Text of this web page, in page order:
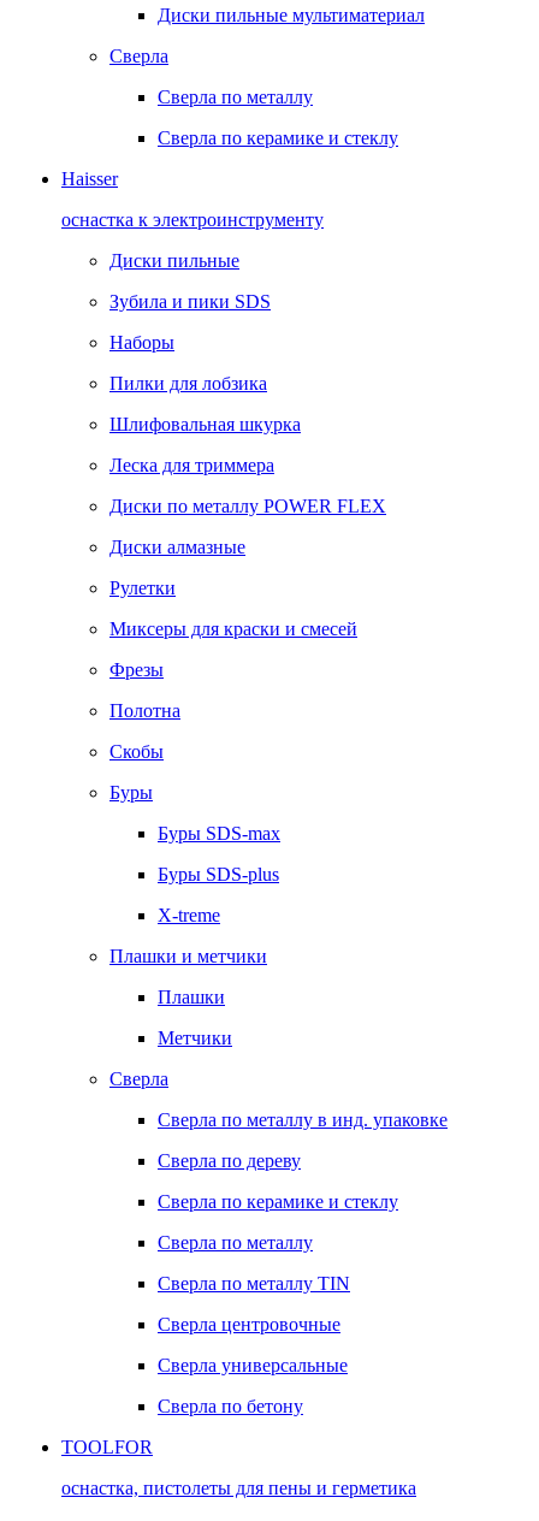
Диски пильные мультиматериал
Сверла
Сверла по металлу
Сверла по керамике и стеклу
Haisser
оснастка к электроинструменту
Диски пильные
Зубила и пики SDS
Наборы
Пилки для лобзика
Шлифовальная шкурка
Леска для триммера
Диски по металлу POWER FLEX
Диски алмазные
Рулетки
Миксеры для краски и смесей
Фрезы
Полотна
Скобы
Буры
Буры SDS-max
Буры SDS-plus
X-treme
Плашки и метчики
Плашки
Метчики
Сверла
Сверла по металлу в инд. упаковке
Сверла по дереву
Сверла по керамике и стеклу
Сверла по металлу
Сверла по металлу TIN
Сверла центровочные
Сверла универсальные
Сверла по бетону
TOOLFOR
оснастка, пистолеты для пены и герметика